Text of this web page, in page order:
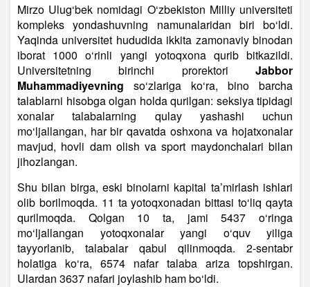
Mirzo Ulug‘bek nomidagi O‘zbekiston Milliy universiteti
kompleks yondashuvning namunalaridan biri bo‘ldi.
Yaqinda universitet hududida ikkita zamonaviy binodan
iborat 1000 o‘rinli yangi yotoqxona qurib bitkazildi.
Universitetning birinchi prorektori Jabbor
Muhammadiyevning so‘zlariga ko‘ra, bino barcha
talablarni hisobga olgan holda qurilgan: seksiya tipidagi
xonalar talabalarning qulay yashashi uchun
mo‘ljallangan, har bir qavatda oshxona va hojatxonalar
mavjud, hovli dam olish va sport maydonchalari bilan
jihozlangan.
Shu bilan birga, eski binolarni kapital ta’mirlash ishlari
olib borilmoqda. 11 ta yotoqxonadan bittasi to‘liq qayta
qurilmoqda. Qolgan 10 ta, jami 5437 o‘ringa
mo‘ljallangan yotoqxonalar yangi o‘quv yiliga
tayyorlanib, talabalar qabul qilinmoqda. 2-sentabr
holatiga ko‘ra, 6574 nafar talaba ariza topshirgan.
Ulardan 3637 nafari joylashib ham bo‘ldi.